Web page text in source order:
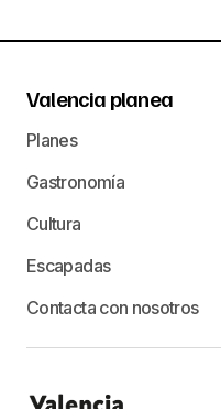
Valencia planea
Planes
Gastronomía
Cultura
Escapadas
Contacta con nosotros